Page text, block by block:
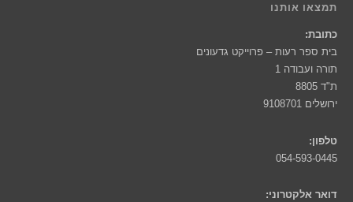
תמצאו אותנו
כתובת:
בית ספר רעות – פרוייקט גדעונים
תורה ועבודה 1
ת"ד 8805
ירושלים 9108701
טלפון:
054-593-0445
דואר אלקטרוני: